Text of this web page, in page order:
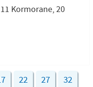
Kormorane, 20
22 27 32